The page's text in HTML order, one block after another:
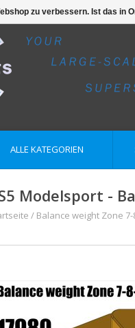
ALLE KATEGORIEN
Modelsport -
/ Balance weight Zone 7-
zu verbessern. Ist das in